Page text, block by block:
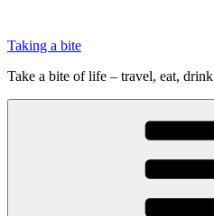
indhold
Taking a bite
Take a bite of life – travel, eat, drink